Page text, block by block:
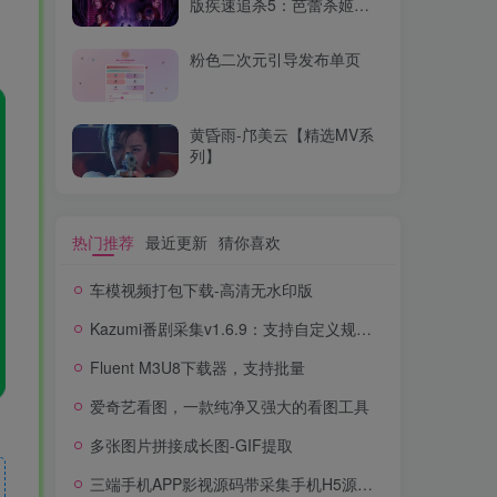
粉色二次元引导发布单页
黄昏雨-邝美云【精选MV系
列】
热门推荐 最近更新 猜你喜欢
车模视频打包下载-高清无水印版
Kazumi番剧采集v1.6.9：支持自定义规则+在线观看+弹幕，跨平台下载
Fluent M3U8下载器，支持批量
爱奇艺看图，一款纯净又强大的看图工具
多张图片拼接成长图-GIF提取
三端手机APP影视源码带采集手机H5源码带VIP卡密功能